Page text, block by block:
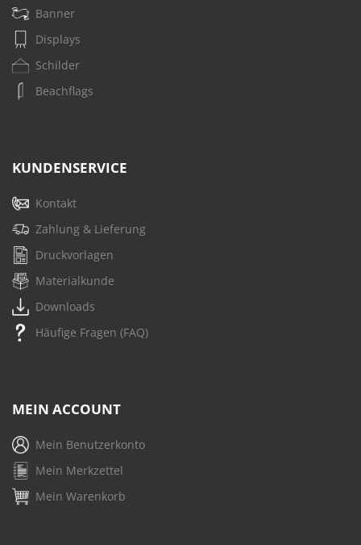
Banner
Displays
Schilder
Beachflags
KUNDENSERVICE
Kontakt
Zahlung & Lieferung
Druckvorlagen
Materialkunde
Downloads
Häufige Fragen (FAQ)
MEIN ACCOUNT
Mein Benutzerkonto
Mein Merkzettel
Mein Warenkorb